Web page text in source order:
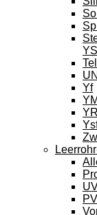
Yf
YR